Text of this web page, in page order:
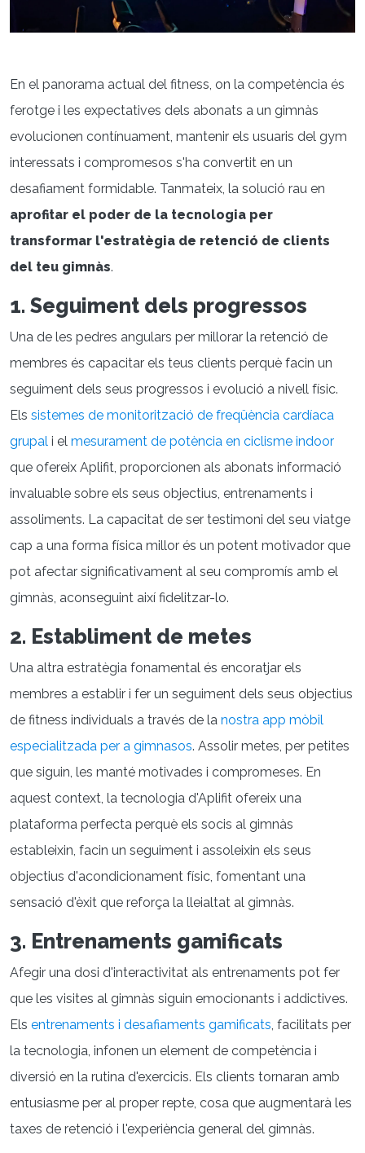
En el panorama actual del fitness, on la competència és
ferotge i les expectatives dels abonats a un gimnàs
evolucionen contínuament, mantenir els usuaris del gym
interessats i compromesos s'ha convertit en un
desafiament formidable. Tanmateix, la solució rau en
aprofitar el poder de la tecnologia per
transformar l'estratègia de retenció de clients
del teu gimnàs.
1. Seguiment dels progressos
Una de les pedres angulars per millorar la retenció de
membres és capacitar els teus clients perquè facin un
seguiment dels seus progressos i evolució a nivell físic.
Els sistemes de monitorització de freqüència cardíaca
grupal i el mesurament de potència en ciclisme indoor
que ofereix Aplifit, proporcionen als abonats informació
invaluable sobre els seus objectius, entrenaments i
assoliments. La capacitat de ser testimoni del seu viatge
cap a una forma física millor és un potent motivador que
pot afectar significativament al seu compromís amb el
gimnàs, aconseguint així fidelitzar-lo.
2. Establiment de metes
Una altra estratègia fonamental és encoratjar els
membres a establir i fer un seguiment dels seus objectius
de fitness individuals a través de la nostra app mòbil
especialitzada per a gimnasos. Assolir metes, per petites
que siguin, les manté motivades i compromeses. En
aquest context, la tecnologia d'Aplifit ofereix una
plataforma perfecta perquè els socis al gimnàs
estableixin, facin un seguiment i assoleixin els seus
objectius d'acondicionament físic, fomentant una
sensació d'èxit que reforça la lleialtat al gimnàs.
3. Entrenaments gamificats
Afegir una dosi d'interactivitat als entrenaments pot fer
que les visites al gimnàs siguin emocionants i addictives.
Els entrenaments i desafiaments gamificats , facilitats per
la tecnologia, infonen un element de competència i
diversió en la rutina d'exercicis. Els clients tornaran amb
entusiasme per al proper repte, cosa que augmentarà les
taxes de retenció i l'experiència general del gimnàs.